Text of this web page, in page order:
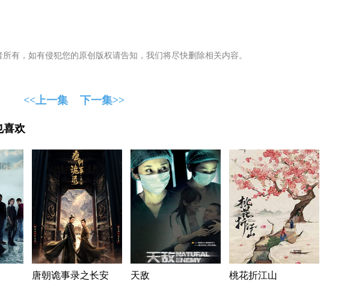
有，如有侵犯您的原创版权请告知，我们将尽快删除相关内容。
<<上一集 下一集>>
喜欢
唐朝诡事录之长安 天敌 桃花折江山